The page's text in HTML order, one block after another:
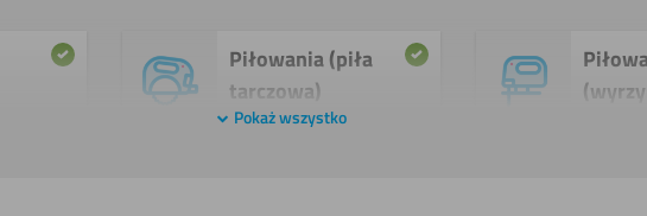
Piłowania (piła
tarczowa) ​
Pokaż wszystko